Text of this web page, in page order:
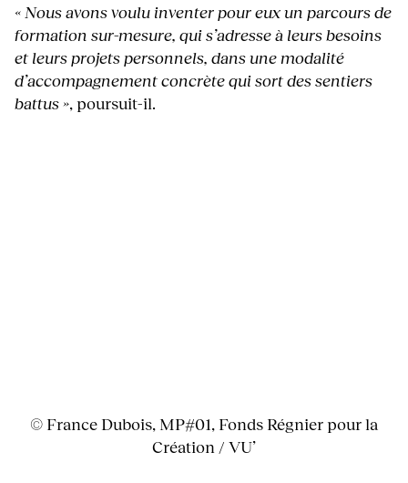
« Nous avons voulu inventer pour eux un parcours de
formation sur-mesure, qui s’adresse à leurs besoins
et leurs projets personnels, dans une modalité
d’accompagnement concrète qui sort des sentiers
battus », poursuit-il.
© France Dubois, MP#01, Fonds Régnier pour la
Création / VU’